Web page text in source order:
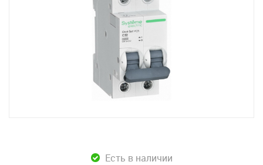
Есть в наличии